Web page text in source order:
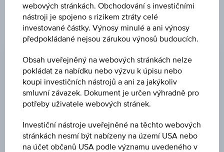
EMISNÍ CENA
CENA PŘI SPLATNOSTI
100,00 %
DATUM EMISE
31.05.2019
DEN SPLATNOSTI
webových stránkách. Obchodování s investičními
nástroji je spojeno s rizikem ztráty celé
investované částky. Výnosy minulé a ani výnosy
předpokládané nejsou zárukou výnosů budoucích.
Obsah uveřejněný na webových stránkách nelze
pokládat za nabídku nebo výzvu k úpisu nebo
koupi investičních nástrojů a ani za jakýkoliv
smluvní závazek. Dokument je určen výhradně pro
potřeby uživatele webových stránek.
Investiční nástroje uveřejněné na těchto webových
stránkách nesmí být nabízeny na území USA nebo
na účet občanů USA podle významu uvedeného v